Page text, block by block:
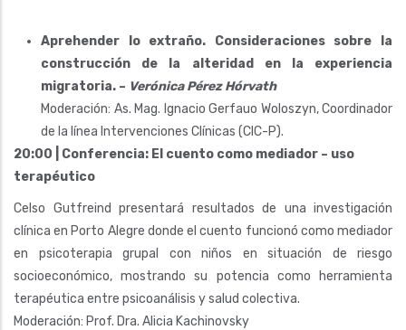
Aprehender lo extraño. Consideraciones sobre la
construcción de la alteridad en la experiencia
migratoria. – Verónica Pérez Hórvath
Moderación: As. Mag. Ignacio Gerfauo Woloszyn, Coordinador
de la línea Intervenciones Clínicas (CIC-P).
20:00 | Conferencia: El cuento como mediador – uso
terapéutico
Celso Gutfreind presentará resultados de una investigación
clínica en Porto Alegre donde el cuento funcionó como mediador
en psicoterapia grupal con niños en situación de riesgo
socioeconómico, mostrando su potencia como herramienta
terapéutica entre psicoanálisis y salud colectiva.
Moderación: Prof. Dra. Alicia Kachinovsky